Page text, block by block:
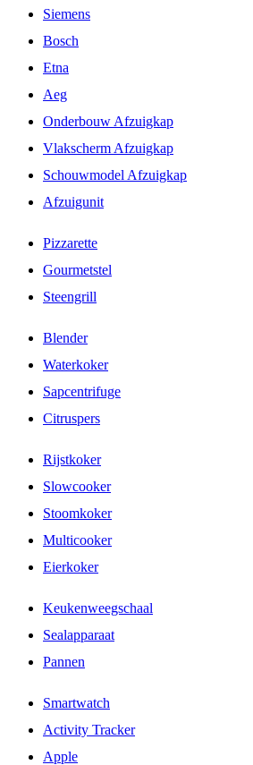
Siemens
Bosch
Etna
Aeg
Onderbouw Afzuigkap
Vlakscherm Afzuigkap
Schouwmodel Afzuigkap
Afzuigunit
Pizzarette
Gourmetstel
Steengrill
Blender
Waterkoker
Sapcentrifuge
Citruspers
Rijstkoker
Slowcooker
Stoomkoker
Multicooker
Eierkoker
Keukenweegschaal
Sealapparaat
Pannen
Smartwatch
Activity Tracker
Apple